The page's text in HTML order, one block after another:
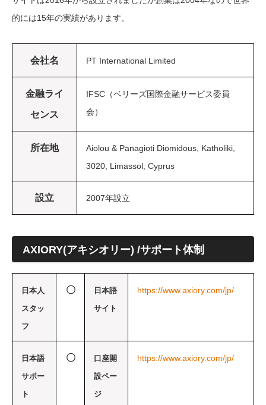
的には15年の実績があります。
会社名 PT International Limited
金融ライ
センス
IFSC（ベリーズ国際金融サービス委員
会）
所在地
Aiolou & Panagioti Diomidous, Katholiki,
3020, Limassol, Cyprus
設立 2007年設立
AXIORY(アキシオリー) /サポート体制
日本人
スタッ
フ
〇
日本語
サイト
https://www.axiory.com/jp/
日本語
サポー
ト
〇
口座開
設ペー
ジ
https://www.axiory.com/jp/